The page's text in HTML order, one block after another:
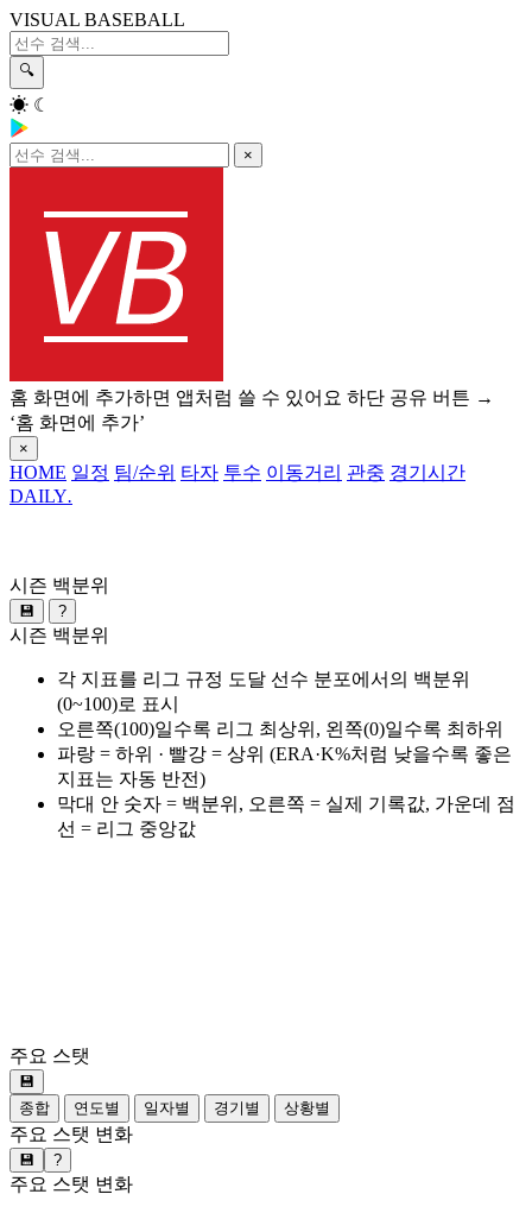
VISUAL BASEBALL
🔍
☀ ☾
×
홈 화면에 추가하면 앱처럼 쓸 수 있어요 하단 공유 버튼 →
‘홈 화면에 추가’
×
HOME 일정 팀/순위 타자 투수 이동거리 관중 경기시간
DAILY.
시즌 백분위
💾 ?
시즌 백분위
각 지표를 리그 규정 도달 선수 분포에서의 백분위
(0~100)로 표시
오른쪽(100)일수록 리그 최상위, 왼쪽(0)일수록 최하위
파랑 = 하위 · 빨강 = 상위 (ERA·K%처럼 낮을수록 좋은
지표는 자동 반전)
막대 안 숫자 = 백분위, 오른쪽 = 실제 기록값, 가운데 점
선 = 리그 중앙값
주요 스탯
💾
종합
연도별 일자별 경기별 상황별
주요 스탯 변화
💾 ?
주요 스탯 변화